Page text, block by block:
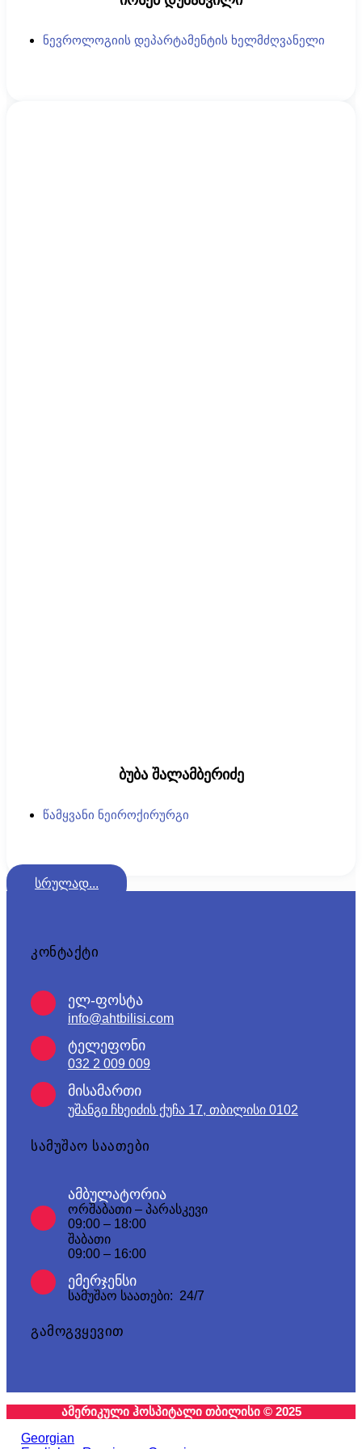
ნევროლოგიის დეპარტამენტის ხელმძღვანელი
ბუბა შალამბერიძე
წამყვანი ნეიროქირურგი
სრულად...
კონტაქტი
ელ-ფოსტა
info@ahtbilisi.com
ტელეფონი
032 2 009 009
მისამართი
უშანგი ჩხეიძის ქუჩა 17, თბილისი 0102
სამუშაო საათები
ამბულატორია
ორშაბათი – პარასკევი
09:00 – 18:00
შაბათი
09:00 – 16:00
ემერჯენსი
სამუშაო საათები: 24/7
გამოგვყევით
ამერიკული ჰოსპიტალი თბილისი © 2025
Georgian